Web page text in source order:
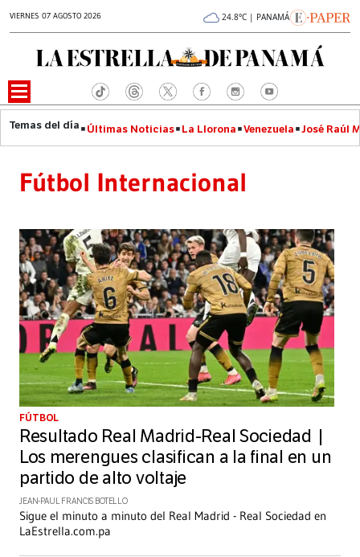
VIERNES 07 AGOSTO 2026 24.8°C | PANAMÁ
Últimas Noticias La Llorona Venezuela José Raúl
Fútbol Internacional
FÚTBOL
Resultado Real Madrid-Real Sociedad |
Los merengues clasifican a la final en un
partido de alto voltaje
JEAN-PAUL FRANCIS BOTELLO
Sigue el minuto a minuto del Real Madrid - Real Sociedad en
LaEstrella.com.pa